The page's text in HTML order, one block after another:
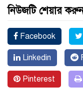
নিউজটি শেয়ার
Facebook
Linkedin
Pinterest